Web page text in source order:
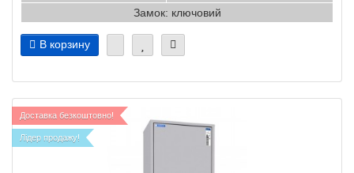
Замок: ключовий
В корзину
Доставка безкоштовно!
Лідер продажу!